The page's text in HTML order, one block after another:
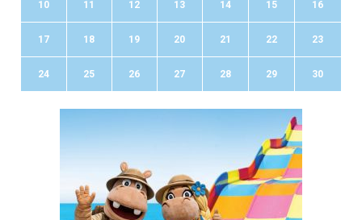
10 11 12 13 14 15 16
17 18 19 20 21 22 23
24 25 26 27 28 29 30